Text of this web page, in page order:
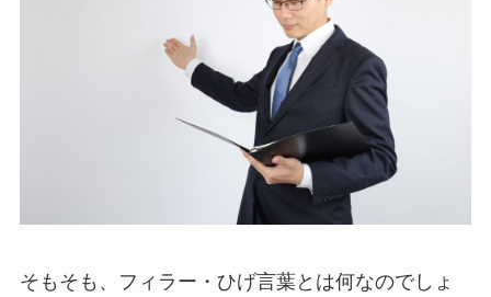
そもそも、フィラー・ひげ言葉とは何なのでしょ